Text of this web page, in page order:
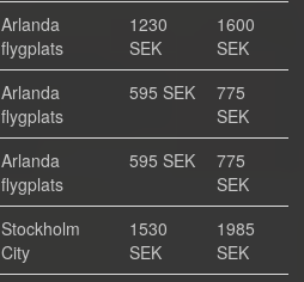
Arlanda
flygplats
1230
SEK
1600
SEK
Arlanda
flygplats
595 SEK
775
SEK
Arlanda
flygplats
595 SEK
775
SEK
Stockholm
City
1530
SEK
1985
SEK